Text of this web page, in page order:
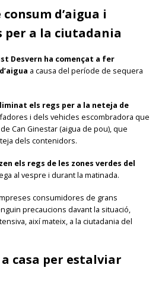
d’aigua i
per a la ciutadania
Desvern ha començat a fer
a causa del període de sequera
els regs per a la neteja de
i dels vehicles escombradora que
Can Ginestar (aigua de pou), que
dels contenidors.
els regs de les zones verdes del
al vespre i durant la matinada.
consumidores de grans
precaucions davant la situació,
així mateix, a la ciutadania del
casa per estalviar